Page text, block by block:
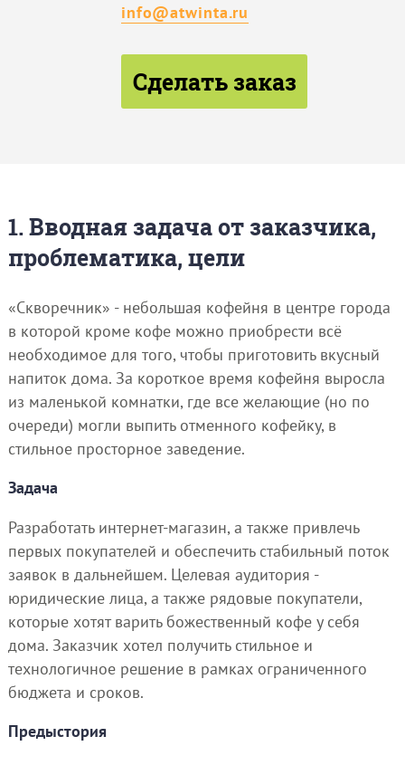
info@atwinta.ru
Сделать заказ
1. Вводная задача от заказчика,
проблематика, цели
«Скворечник» - небольшая кофейня в центре города
в которой кроме кофе можно приобрести всё
необходимое для того, чтобы приготовить вкусный
напиток дома. За короткое время кофейня выросла
из маленькой комнатки, где все желающие (но по
очереди) могли выпить отменного кофейку, в
стильное просторное заведение.
Задача
Разработать интернет-магазин, а также привлечь
первых покупателей и обеспечить стабильный поток
заявок в дальнейшем. Целевая аудитория -
юридические лица, а также рядовые покупатели,
которые хотят варить божественный кофе у себя
дома. Заказчик хотел получить стильное и
технологичное решение в рамках ограниченного
бюджета и сроков.
Предыстория